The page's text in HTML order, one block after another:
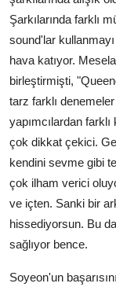
Şarkılarında farklı
sound'lar
hava katıyor.
birleştirmişti,
tarz farklı
yapımcılardan
çok dikkat çekici.
kendini sevme gibi
çok ilham verici
ve içten. Sanki bir
hissediyorsun. Bu
sağlıyor bence.
Soyeon'un